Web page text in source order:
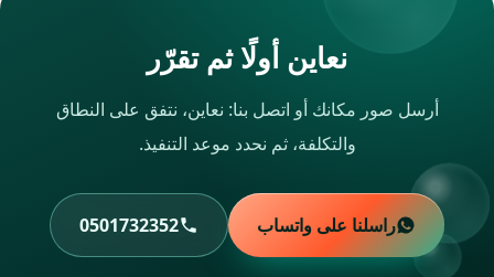
نعاين أولًا ثم تقرّر
أرسل صور مكانك أو اتصل بنا: نعاين، نتفق على النطاق
والتكلفة، ثم نحدد موعد التنفيذ.
راسلنا على واتساب 0501732352